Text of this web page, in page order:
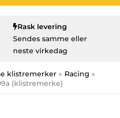
Rask levering
Sendes samme eller
neste virkedag
klistremerker
Racing
(klistremerke)